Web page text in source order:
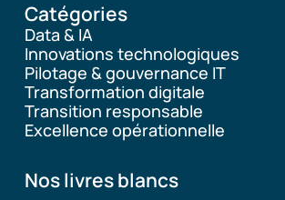
Catégories
Data & IA
Innovations technologiques
Pilotage & gouvernance IT
Transformation digitale
Transition responsable
Excellence opérationnelle
Nos livres blancs